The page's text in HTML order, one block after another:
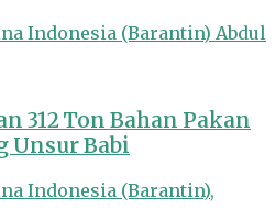
312 Ton Bahan Pakan
Unsur Babi